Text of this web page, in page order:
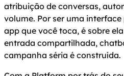
atribuição de conversas,
volume. Por ser uma
app que você toca, é sobre
entrada compartilhada,
campanha séria é construída.